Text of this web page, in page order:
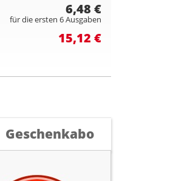
6,48 €
für die ersten 6 Ausgaben
15,12 €
Geschenkabo